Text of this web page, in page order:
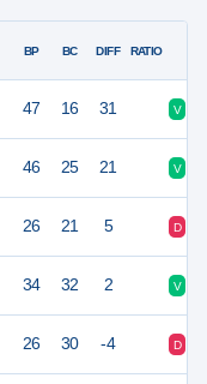
BP BC DIFF RATIO
47 16 31 V
46 25 21 V
26 21 5 D
34 32 2 V
26 30 -4 D